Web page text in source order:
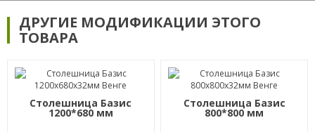
ДРУГИЕ МОДИФИКАЦИИ ЭТОГО
ТОВАРА
Столешница Базис
1200*680 мм
Столешница Базис
800*800 мм